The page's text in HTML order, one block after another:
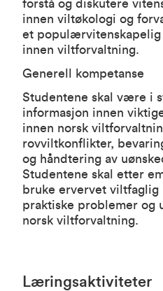
forstå og diskutere
innen viltøkologi og
et populærvitenskapelig
innen viltforvaltning.
Generell kompetanse
Studentene skal være i
informasjon innen
innen norsk
rovviltkonflikter,
og håndtering av
Studentene skal etter
bruke ervervet viltfaglig
praktiske problemer og
norsk viltforvaltning.
Læringsaktiviteter